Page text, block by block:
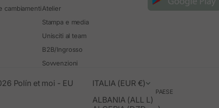
cambiamentiAtelier
Stampa e media
Unisciti al team
B2B/Ingrosso
Sovvenzioni
ITALIA (EUR €)
PAESE
ALBANIA (ALL L)
Polín et moi - EU